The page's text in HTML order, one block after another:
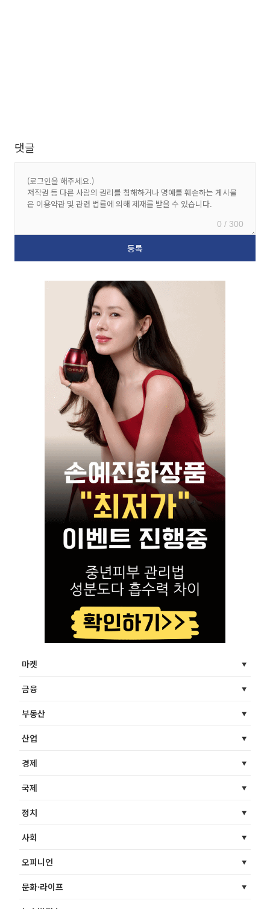
댓글
0 / 300
마켓
금융
부동산
산업
경제
국제
정치
사회
오피니언
문화·라이프